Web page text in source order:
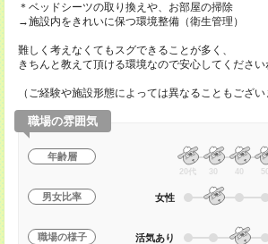
＊ベッドシーツの取り換えや、お部屋の掃除
→施設内をきれいに保つ環境整備（衛生管理）
難しく考えなくてもスグできることが多く、
きちんと教えて頂ける環境なので安心してください
（ご経験や施設形態によっては異なることもござい
職場の雰囲気
年齢層
20代 30 40 50
男女比率 女性
職場の様子 活気あり